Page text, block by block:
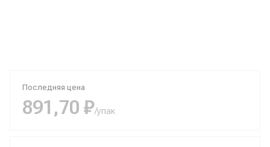
Последняя цена
891,70 ₽/упак